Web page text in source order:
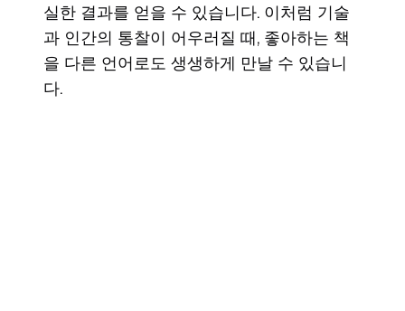
실한 결과를 얻을 수 있습니다. 이처럼 기술
과 인간의 통찰이 어우러질 때, 좋아하는 책
을 다른 언어로도 생생하게 만날 수 있습니
다.